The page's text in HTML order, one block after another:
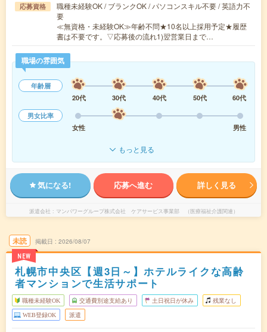
応募資格
職種未経験OK / ブランクOK / パソコンスキル不要 / 英語力不
要
≪無資格・未経験OK≫年齢不問★10名以上採用予定★履歴
書は不要です。▽応募後の流れ1)翌営業日まで…
職場の雰囲気
年齢層
20代
30代 40代 50代
60代
男女比率
女性
男性
もっと見る
気になる! 応募へ進む 詳しく見る
派遣会社 マンパワーグループ株式会社 ケアサービス事業部 （医療福祉介護関連）
未読
NEW
掲載日 2026/08/07
札幌市中央区【週3日～】ホテルライクな高齢
者マンションで生活サポート
職種未経験OK 交通費別途支給あり 土日祝日が休み 残業なし
WEB登録OK 派遣